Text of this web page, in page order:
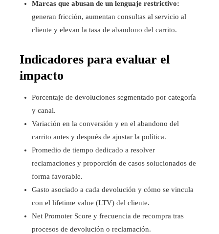
Marcas que abusan de un lenguaje restrictivo:
generan fricción, aumentan consultas al servicio al
cliente y elevan la tasa de abandono del carrito.
Indicadores para evaluar el
impacto
Porcentaje de devoluciones segmentado por categoría
y canal.
Variación en la conversión y en el abandono del
carrito antes y después de ajustar la política.
Promedio de tiempo dedicado a resolver
reclamaciones y proporción de casos solucionados de
forma favorable.
Gasto asociado a cada devolución y cómo se vincula
con el lifetime value (LTV) del cliente.
Net Promoter Score y frecuencia de recompra tras
procesos de devolución o reclamación.